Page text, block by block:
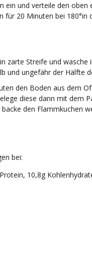
ein und verteile den oben
für 20 Minuten bei 180°in
zarte Streife und wasche
und ungefähr der Hälfte
den Boden aus dem
diese dann mit dem
den Flammkuchen
bei:
10,8g